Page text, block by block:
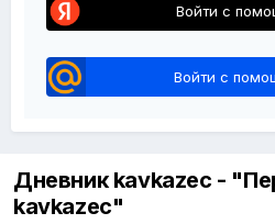
Войти с
Войти с
Дневник kavkazec -
kavkazec"